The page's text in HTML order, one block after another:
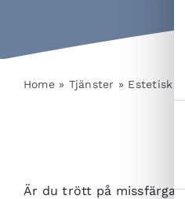
Home» Tjänster » Estetisk
Är du trött på